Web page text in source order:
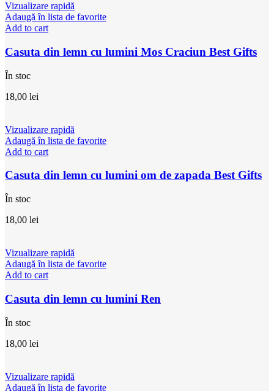
Vizualizare rapidă
Adaugă în lista de favorite
Add to cart
Casuta din lemn cu lumini Mos Craciun Best Gifts
În stoc
18,00 lei
Vizualizare rapidă
Adaugă în lista de favorite
Add to cart
Casuta din lemn cu lumini om de zapada Best Gifts
În stoc
18,00 lei
Vizualizare rapidă
Adaugă în lista de favorite
Add to cart
Casuta din lemn cu lumini Ren
În stoc
18,00 lei
Vizualizare rapidă
Adaugă în lista de favorite